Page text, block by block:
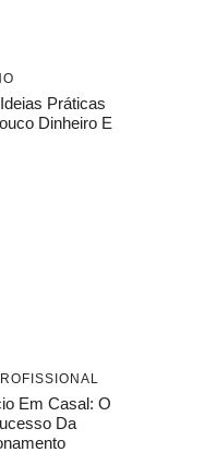
Práticas
Dinheiro E
Em Casal: O
Da